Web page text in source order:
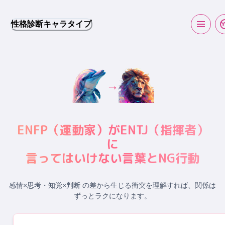
性格診断キャラタイプ
→
ENFP（運動家）がENTJ （指揮者）
に
言ってはいけない言葉とNG行動
感情×思考・知覚×判断 の差から生じる衝突を理解すれば、関係は
ずっとラクになります。